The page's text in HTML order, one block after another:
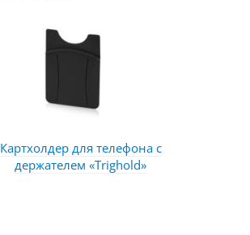
Картхолдер для телефона с
держателем «Trighold»